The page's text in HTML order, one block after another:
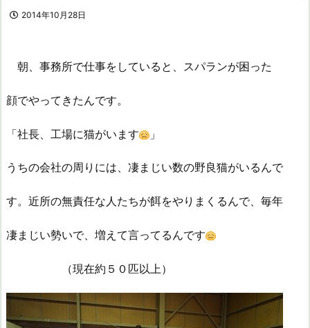
2014年10月28日
朝、事務所で仕事をしていると、スパランが困った
顔でやってきたんです。
「社長、工場に猫がいます 」
うちの会社の周りには、凄まじい数の野良猫がいるんで
す。近所の無責任な人たちが餌をやりまくるんで、毎年
凄まじい勢いで、増えて言ってるんです
（現在約５０匹以上）